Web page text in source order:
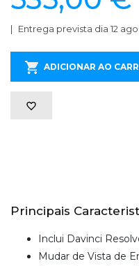
Entrega prevista dia 12
ADICIONAR AO
Principais
Inclui Davinci
Mudar de Vista de